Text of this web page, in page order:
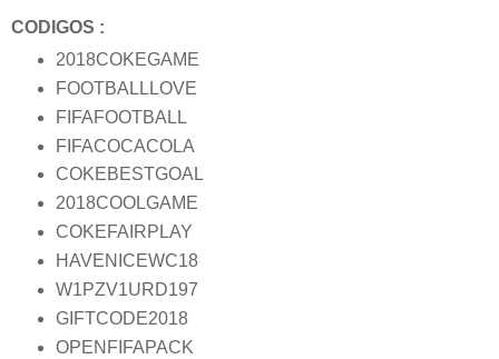
CODIGOS :
2018COKEGAME
FOOTBALLLOVE
FIFAFOOTBALL
FIFACOCACOLA
COKEBESTGOAL
2018COOLGAME
COKEFAIRPLAY
HAVENICEWC18
W1PZV1URD197
GIFTCODE2018
OPENFIFAPACK